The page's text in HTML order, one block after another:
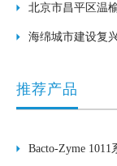
北京市昌平区温
工程
海绵城市建设复
推荐产品
Bacto-Zyme